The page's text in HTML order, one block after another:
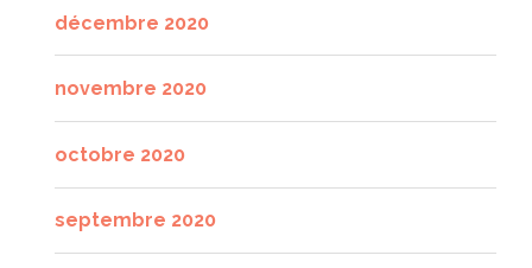
décembre 2020
novembre 2020
octobre 2020
septembre 2020